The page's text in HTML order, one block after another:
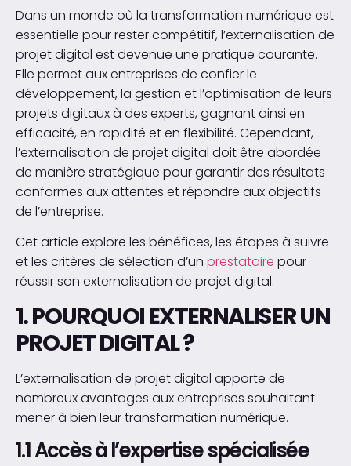
Dans un monde où la transformation numérique est
essentielle pour rester compétitif, l’externalisation de
projet digital est devenue une pratique courante.
Elle permet aux entreprises de confier le
développement, la gestion et l’optimisation de leurs
projets digitaux à des experts, gagnant ainsi en
efficacité, en rapidité et en flexibilité. Cependant,
l’externalisation de projet digital doit être abordée
de manière stratégique pour garantir des résultats
conformes aux attentes et répondre aux objectifs
de l’entreprise.
Cet article explore les bénéfices, les étapes à suivre
et les critères de sélection d’un prestataire pour
réussir son externalisation de projet digital.
1. POURQUOI EXTERNALISER UN
PROJET DIGITAL ?
L’externalisation de projet digital apporte de
nombreux avantages aux entreprises souhaitant
mener à bien leur transformation numérique.
1.1 Accès à l’expertise spécialisée